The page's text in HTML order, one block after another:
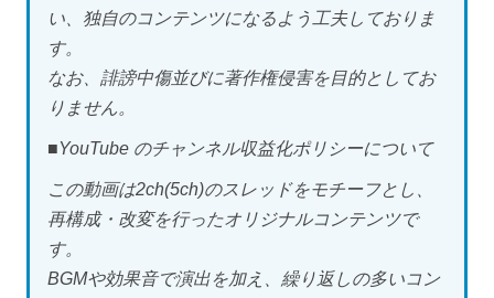
い、独自のコンテンツになるよう工夫しておりま
す。
なお、誹謗中傷並びに著作権侵害を目的としてお
りません。
■YouTube のチャンネル収益化ポリシーについて
この動画は2ch(5ch)のスレッドをモチーフとし、
再構成・改変を行ったオリジナルコンテンツで
す。
BGMや効果音で演出を加え、繰り返しの多いコン